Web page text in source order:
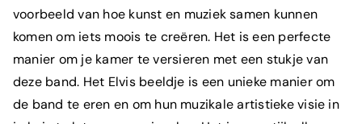
voorbeeld van hoe kunst en muzieksamen kunnen
komenomiets moois te creëren. Het iseen perfecte
manier om jekamer teversieren met een stukje van
dezeband. Het Elvis beeldje is een unieke manier om
de band te eren en om hun muzikale artistieke visie in